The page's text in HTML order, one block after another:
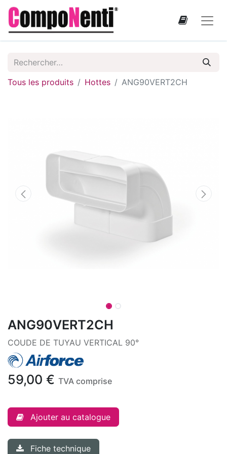
Tous les produits Hottes ANG90VERT2CH
ANG90VERT2CH
COUDE DE TUYAU VERTICAL 90°
59,00 € TVA comprise
Ajouter au catalogue
Fiche technique